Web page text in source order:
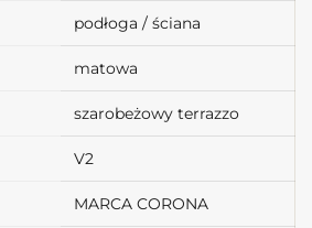
podłoga / ściana
matowa
szarobeżowy terrazzo
V2
MARCA CORONA